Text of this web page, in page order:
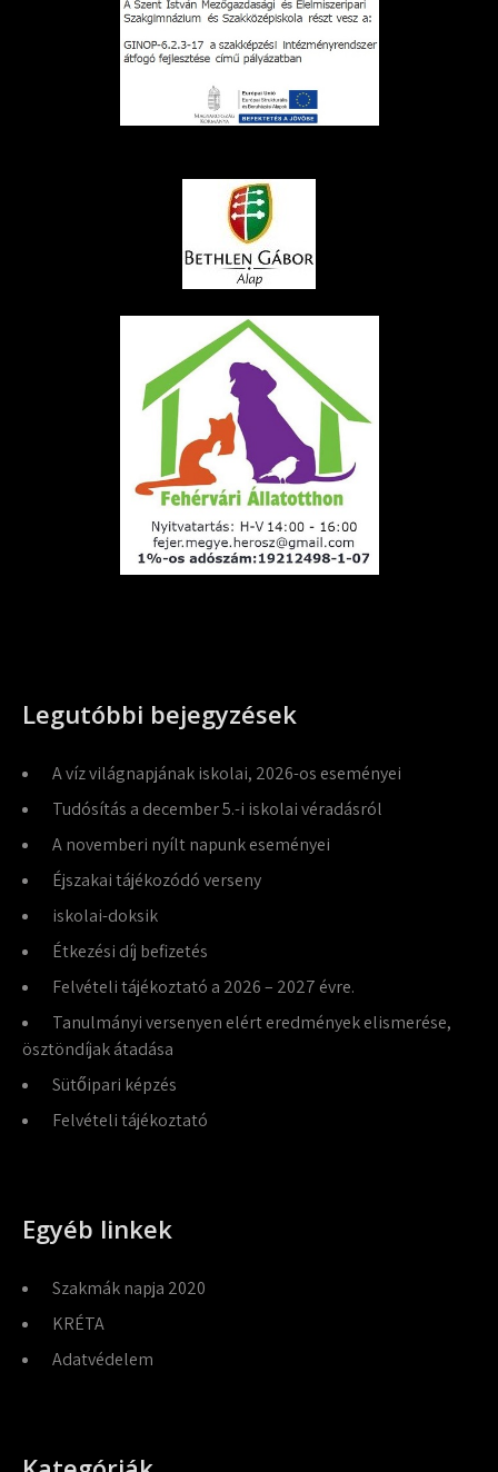
Legutóbbi bejegyzések
A víz világnapjának iskolai, 2026-os eseményei
Tudósítás a december 5.-i iskolai véradásról
A novemberi nyílt napunk eseményei
Éjszakai tájékozódó verseny
iskolai-doksik
Étkezési díj befizetés
Felvételi tájékoztató a 2026 – 2027 évre.
Tanulmányi versenyen elért eredmények elismerése,
ösztöndíjak átadása
Sütőipari képzés
Felvételi tájékoztató
Egyéb linkek
Szakmák napja 2020
KRÉTA
Adatvédelem